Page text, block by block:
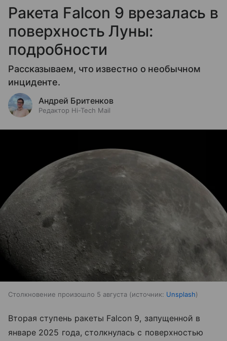
Ракета Falcon 9 врезалась в
поверхность Луны:
подробности
Рассказываем, что известно о необычном
инциденте.
Андрей Бритенков
Редактор Hi-Tech Mail
Столкновение произошло 5 августа источник: Unsplash
Вторая ступень ракеты Falcon 9, запущенной в
январе 2025 года, столкнулась с поверхностью